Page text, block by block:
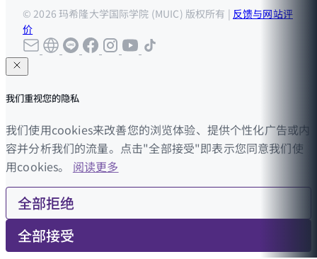
© 2026 玛希隆大学国际学院 (MUIC) 版权所有 | 反馈与网站评
价
我们重视您的隐私
我们使用cookies来改善您的浏览体验、提供个性化广告或内
容并分析我们的流量。点击"全部接受"即表示您同意我们使
用cookies。 阅读更多
全部拒绝
全部接受